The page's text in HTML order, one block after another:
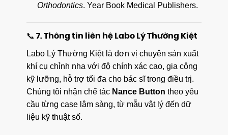
Orthodontics. Year Book Medical Publishers.
📞 7. Thông tin liên hệ Labo Lý Thường Kiệt
Labo Lý Thường Kiệt là đơn vị chuyên sản xuất
khí cụ chỉnh nha với độ chính xác cao, gia công
kỹ lưỡng, hỗ trợ tối đa cho bác sĩ trong điều trị.
Chúng tôi nhận chế tác Nance Button theo yêu
cầu từng case lâm sàng, từ mẫu vật lý đến dữ
liệu kỹ thuật số.